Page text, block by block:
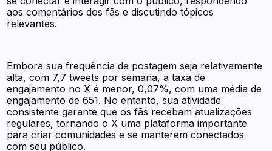
aos comentários dos fãs e discutindo tópicos
relevantes.
Embora sua frequência de postagem seja relativamente
alta, com 7,7 tweets por semana, a taxa de
engajamento no X é menor, 0,07%, com uma média de
engajamento de 651. No entanto, sua atividade
consistente garante que os fãs recebam atualizações
regulares, tornando o X uma plataforma importante
para criar comunidades e se manterem conectados
com seu público.